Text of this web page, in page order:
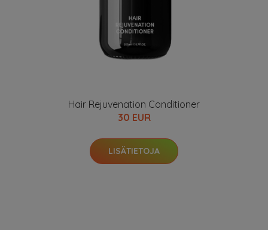
Hair Rejuvenation Conditioner
30 EUR
LISÄTIETOJA